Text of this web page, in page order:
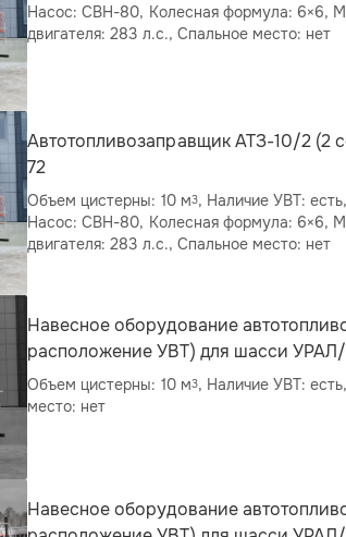
Насос: СВН-80, Колесная формула: 6×6, Модель двигателя: ЯМЗ-53623-10, Мощность
двигателя: 283 л.с., Спальное место: нет
Автотопливозаправщик АТЗ-10/2 (2
72
Объем цистерны: 10 м3, Наличие УВТ: есть, Расположение УВТ: заднее, Количество секций: 2,
Насос: СВН-80, Колесная формула: 6×6, Модель двигателя: ЯМЗ-53623-10, Мощность
двигателя: 283 л.с., Спальное место: нет
Навесное оборудование
расположение УВТ) для шасси
Объем цистерны: 10 м3, Наличие УВТ:
место: нет
Навесное оборудование